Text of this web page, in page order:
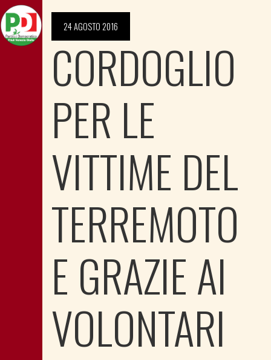
24 AGOSTO 2016
CORDOGLIO
PER LE
VITTIME DEL
TERREMOTO
E GRAZIE AI
VOLONTARI